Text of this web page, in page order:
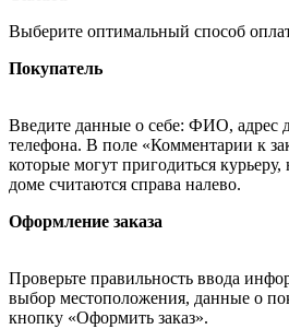
Выберите оптимальный способ
Покупатель
Введите данные о себе: ФИО, адрес
телефона. В поле «Комментарии к
которые могут пригодиться
доме считаются справа налево.
Оформление заказа
Проверьте правильность ввода
выбор местоположения, данные о
кнопку «Оформить заказ».